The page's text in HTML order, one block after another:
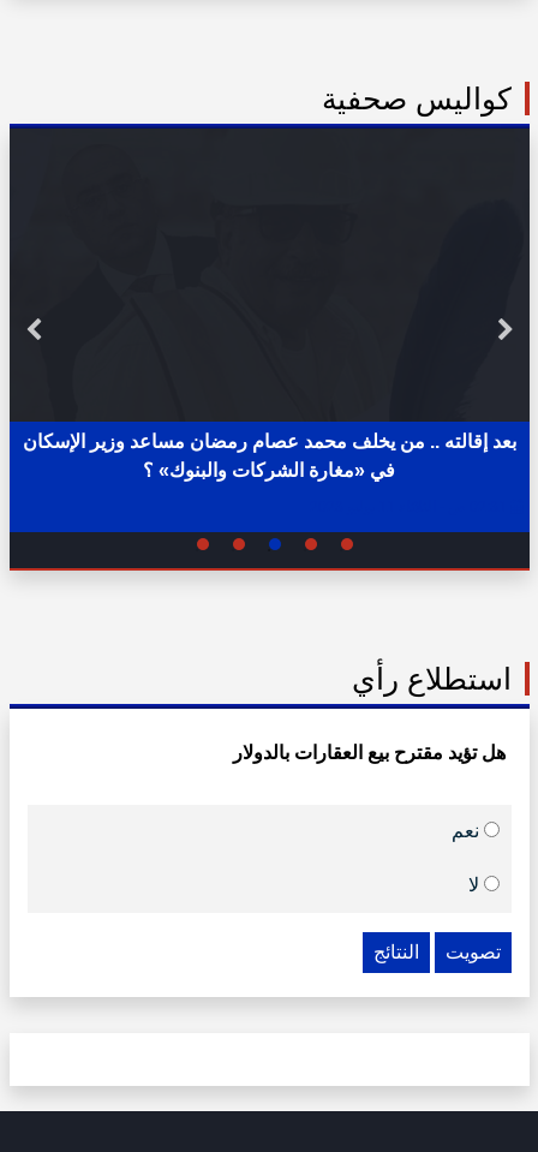
كواليس صحفية
بعد إقالته .. من يخلف محمد عصام رمضان مساعد وزير الإسكان
في «مغارة الشركات والبنوك» ؟
استطلاع رأي
هل تؤيد مقترح بيع العقارات بالدولار
نعم
لا
تصويت النتائج